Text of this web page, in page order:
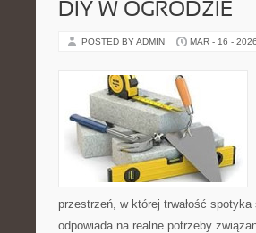
DIY W OGRODZIE
POSTED BY ADMIN MAR - 16 - 2026
przestrzeń, w której trwałość
odpowiada na realne potrzeby